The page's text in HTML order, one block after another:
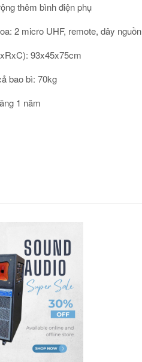
thêm bình điện phụ
2 micro UHF, remote, dây nguồn
93x45x75cm
bao bì: 70kg
1 năm